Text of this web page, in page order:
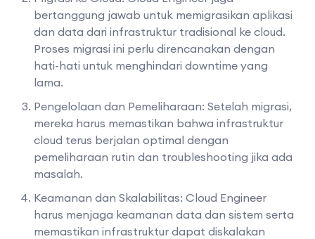
bertanggung jawab untuk memigrasikan aplikasi
dan data dari infrastruktur tradisional ke cloud.
Proses migrasi ini perlu direncanakan dengan
hati-hati untuk menghindari downtime yang
lama.
Pengelolaan dan Pemeliharaan: Setelah migrasi,
mereka harus memastikan bahwa infrastruktur
cloud terus berjalan optimal dengan
pemeliharaan rutin dan troubleshooting jika ada
masalah.
Keamanan dan Skalabilitas: Cloud Engineer
harus menjaga keamanan data dan sistem serta
memastikan infrastruktur dapat diskalakan